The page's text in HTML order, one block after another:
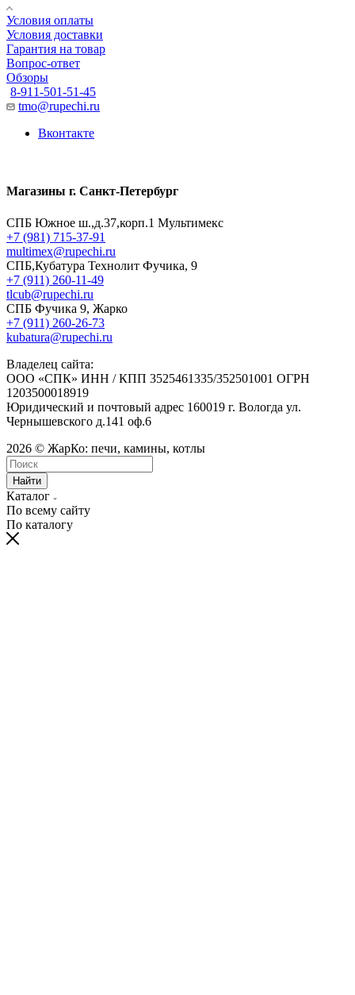
Условия оплаты
Условия доставки
Гарантия на товар
Вопрос-ответ
Обзоры
8-911-501-51-45
tmo@rupechi.ru
Вконтакте
Магазины г. Санкт-Петербург
СПБ Южное ш.,д.37,корп.1 Мультимекс
+7 (981) 715-37-91
multimex@rupechi.ru
СПБ,Кубатура Технолит Фучика, 9
+7 (911) 260-11-49
tlcub@rupechi.ru
СПБ Фучика 9, Жарко
+7 (911) 260-26-73
kubatura@rupechi.ru
Владелец сайта:
ООО «СПК» ИНН / КПП 3525461335/352501001 ОГРН
1203500018919
Юридический и почтовый адрес 160019 г. Вологда ул.
Чернышевского д.141 оф.6
2026 © ЖарКо: печи, камины, котлы
Найти
Каталог
По всему сайту
По каталогу